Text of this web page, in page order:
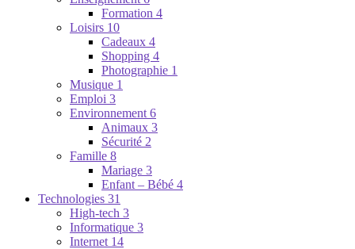
Formation 4
Loisirs 10
Cadeaux 4
Shopping 4
Photographie 1
Musique 1
Emploi 3
Environnement6
Animaux 3
Sécurité 2
Famille 8
Mariage 3
Enfant – Bébé 4
Technologies 31
High-tech 3
Informatique 3
Internet 14